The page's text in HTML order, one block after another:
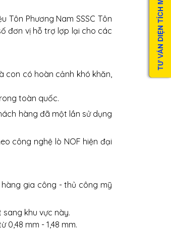
Phương Nam SSSC Tôn
đơn vị hỗ trợ lợp lại cho các
con có hoàn cảnh khó khăn,
toàn quốc.
hàng đã một lần sử dụng
công nghệ lò NOF hiện đại
gia công - thủ công mỹ
khu vực này.
mm - 1,48 mm.